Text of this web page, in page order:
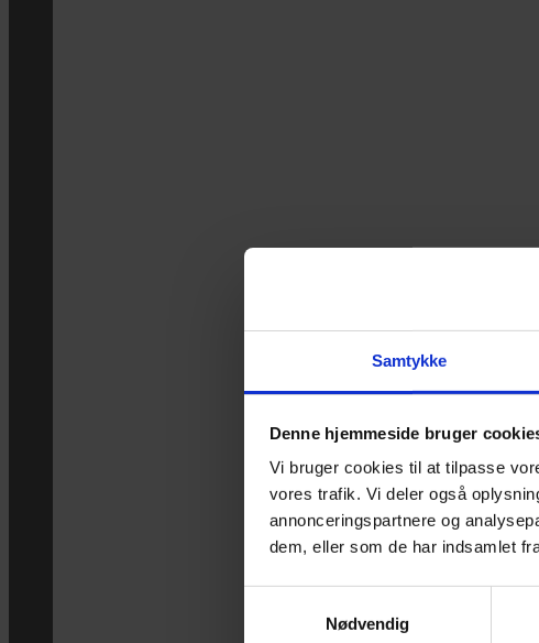
Samtykke
Denne hjemmeside bruger
Vi bruger cookies til at tilpasse
vores trafik. Vi deler også
annonceringspartnere og
dem, eller som de har indsamlet
Nødvendig